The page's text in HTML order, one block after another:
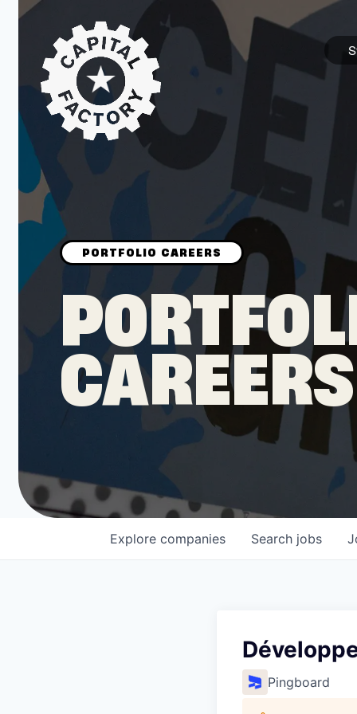
STARTUPS
Join the Community
Browse the Mentors
Job Opportunities
Leadership
Job Opportunities
CAREERS
Search jobs
Explore companies
Pingboard